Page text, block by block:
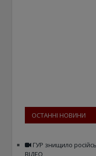
ОСТАННІ НОВИНИ
ГУР знищило
ВІДЕО